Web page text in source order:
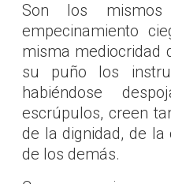
Son los
empecinamiento
misma mediocridad
su puño los
habiéndose
escrúpulos, creen
de la dignidad, de la
de los demás.